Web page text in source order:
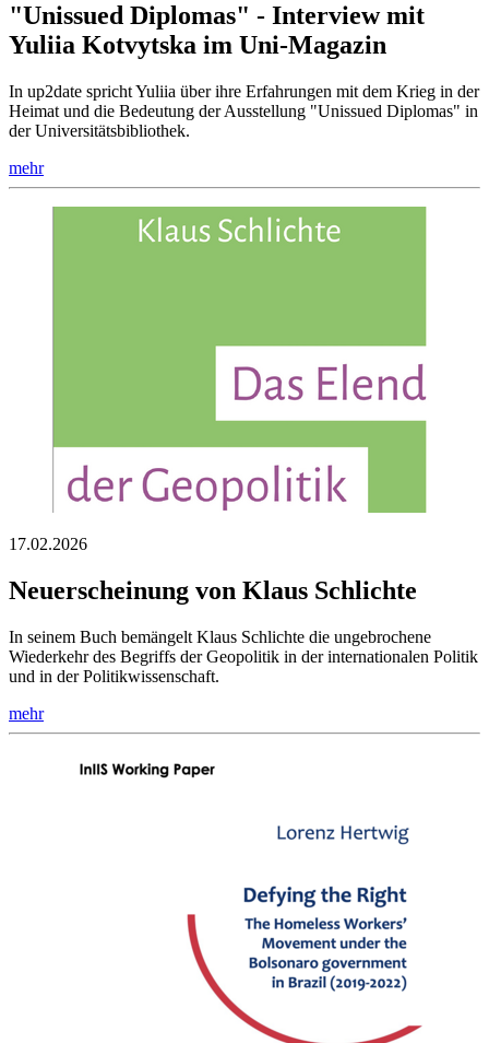
"Unissued Diplomas" - Interview mit
Yuliia Kotvytska im Uni-Magazin
In up2date spricht Yuliia über ihre Erfahrungen mit dem Krieg in der
Heimat und die Bedeutung der Ausstellung "Unissued Diplomas" in
der Universitätsbibliothek.
mehr
17.02.2026
Neuerscheinung von Klaus Schlichte
In seinem Buch bemängelt Klaus Schlichte die ungebrochene
Wiederkehr des Begriffs der Geopolitik in der internationalen Politik
und in der Politikwissenschaft.
mehr